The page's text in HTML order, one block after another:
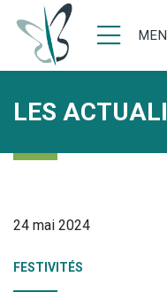
LES
24 mai 2024
FESTIVITÉS